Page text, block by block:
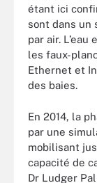
étant ici
sont dans un
par air.
les faux-
Ethernet et
des baies.
En 2014, la
par une
mobilisant
capacité de
Dr Ludger